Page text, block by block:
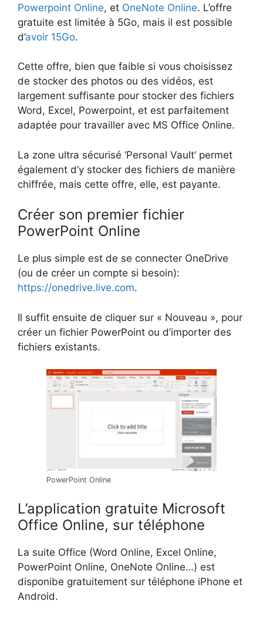
Powerpoint Online, et OneNote Online. L’offre
gratuite est limitée à 5Go, mais il est possible
d’avoir 15Go.
Cette offre, bien que faible si vous choisissez
de stocker des photos ou des vidéos, est
largement suffisante pour stocker des fichiers
Word, Excel, Powerpoint, et est parfaitement
adaptée pour travailler avec MS Office Online.
La zone ultra sécurisé ‘Personal Vault’ permet
également d’y stocker des fichiers de manière
chiffrée, mais cette offre, elle, est payante.
Créer son premier fichier
PowerPoint Online
Le plus simple est de se connecter OneDrive
(ou de créer un compte si besoin):
https://onedrive.live.com.
Il suffit ensuite de cliquer sur « Nouveau », pour
créer un fichier PowerPoint ou d’importer des
fichiers existants.
PowerPoint Online
L’application gratuite Microsoft
Office Online, sur téléphone
La suite Office (Word Online, Excel Online,
PowerPoint Online, OneNote Online…) est
disponibe gratuitement sur téléphone iPhone et
Android.